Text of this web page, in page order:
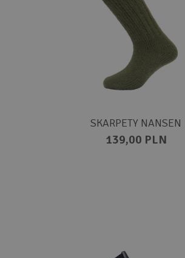
SKARPETY NANSEN
139,00 PLN